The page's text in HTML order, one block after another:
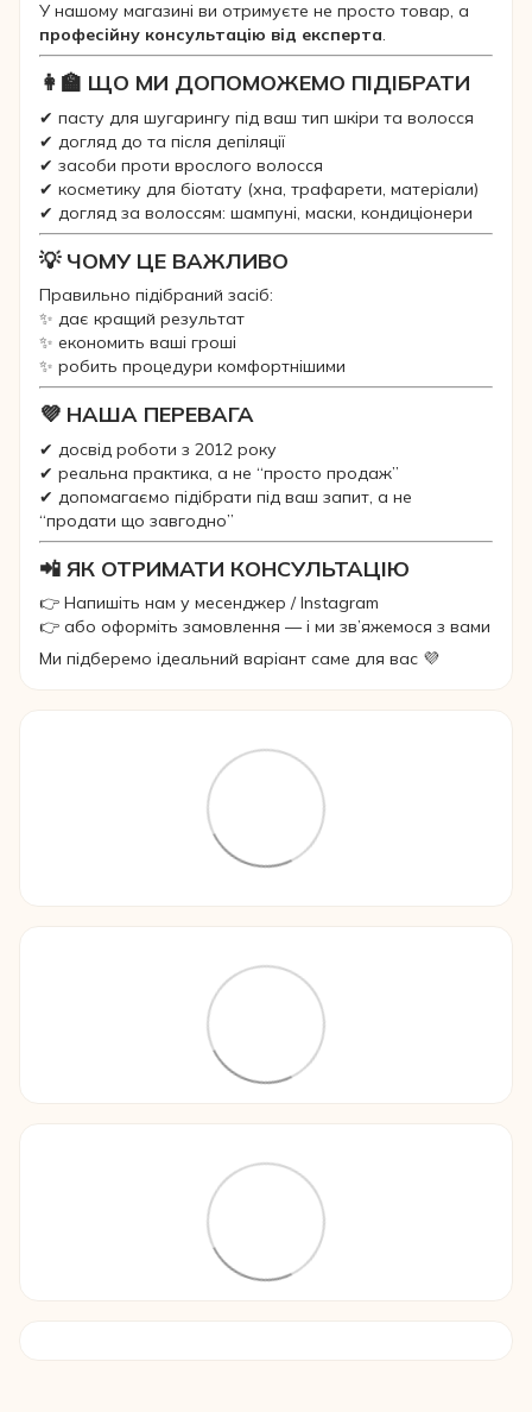
У нашому магазині ви отримуєте не просто товар, а
професійну консультацію від експерта.
👩‍🏫 ЩО МИ ДОПОМОЖЕМО ПІДІБРАТИ
✔ пасту для шугарингу під ваш тип шкіри та волосся
✔ догляд до та після депіляції
✔ засоби проти врослого волосся
✔ косметику для біотату (хна, трафарети, матеріали)
✔ догляд за волоссям: шампуні, маски, кондиціонери
💡 ЧОМУ ЦЕ ВАЖЛИВО
Правильно підібраний засіб:
✨ дає кращий результат
✨ економить ваші гроші
✨ робить процедури комфортнішими
💜 НАША ПЕРЕВАГА
✔ досвід роботи з 2012 року
✔ реальна практика, а не “просто продаж”
✔ допомагаємо підібрати під ваш запит, а не
“продати що завгодно”
📲 ЯК ОТРИМАТИ КОНСУЛЬТАЦІЮ
👉 Напишіть нам у месенджер / Instagram
👉 або оформіть замовлення — і ми зв’яжемося з вами
Ми підберемо ідеальний варіант саме для вас 💜